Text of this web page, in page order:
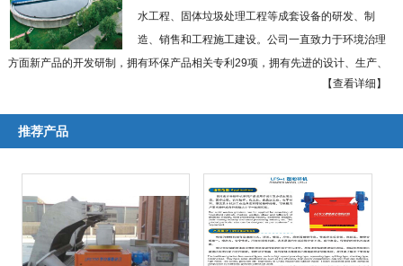
水工程、固体垃圾处理工程等成套设备的研发、制
造、销售和工程施工建设。公司一直致力于环境治理
方面新产品的开发研制，拥有环保产品相关专利29项，拥有先进的设计、生产、
加工和检测手段，建有各类产品检测中心及泰州市环境技术研究中心。
技装备开发研制的递进式经营理念，大力推进特种泵站设备、给排水工程设备、
国内率先研制出粉碎型格栅、模块式浮坞泵船、固体垃圾粉碎机、低速剪切式秸
杆粉碎机、城市生活垃圾无氧热解系列化成套装备，并相继通过了科技成果鉴
定，多次获得省市级科技进步奖。
公司座落于贵州省贵阳市贵安新区马场镇数字文化产业园。长期以来，以诚
【查看详细】
推荐产品